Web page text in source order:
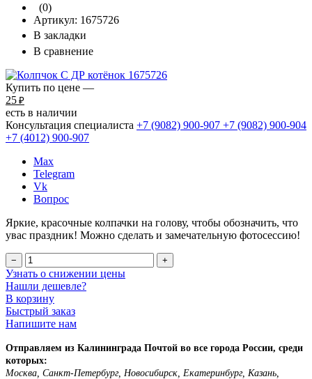
(0)
Артикул: 1675726
В закладки
В сравнение
Купить по цене —
25 ₽
есть в наличии
Консультация специалиста +7 (9082) 900-907 +7 (9082) 900-904
+7 (4012) 900-907
Max
Telegram
Vk
Вопрос
Яркие, красочные колпачки на голову, чтобы обозначить, что
увас праздник! Можно сделать и замечательную фотосессию!
− +
Узнать о снижении цены
Нашли дешевле?
В корзину
Быстрый заказ
Напишите нам
Отправляем из Калининграда Почтой во все города России, среди
которых:
Москва, Санкт-Петербург, Новосибирск, Екатеринбург, Казань,